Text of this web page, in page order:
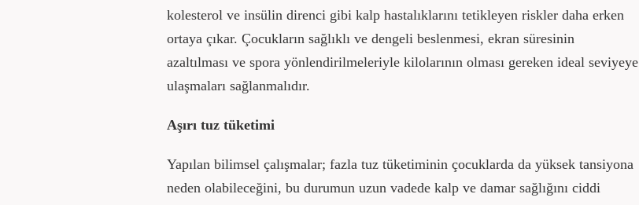
kolesterol ve insülin direnci gibi kalp hastalıklarını tetikleyen riskler daha erken
ortaya çıkar. Çocukların sağlıklı ve dengeli beslenmesi, ekran süresinin
azaltılması ve spora yönlendirilmeleriyle kilolarının olması gereken ideal seviyeye
ulaşmaları sağlanmalıdır.
Aşırı tuz tüketimi
Yapılan bilimsel çalışmalar; fazla tuz tüketiminin çocuklarda da yüksek tansiyona
neden olabileceğini, bu durumun uzun vadede kalp ve damar sağlığını ciddi